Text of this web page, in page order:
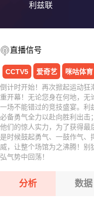
利兹联
直播信号
CCTV5 爱奇艺 咪咕体育
倒计时开始！再次掀起运动
重开幕！无论您身在何地，无
一场不能错过的竞技盛宴。利
必备勇气全力以赴向胜利出击
他们的惊人实力，为了获得最
是时候鼓起勇气、一鼓作气、
威，让整个场馆为之沸腾！别
弘气势中回荡！
分析 数据